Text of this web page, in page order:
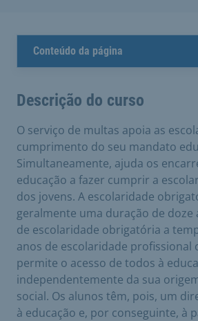
Conteúdo da página
Descrição do curso
O serviço de multas apoia as
cumprimento do seu mandato
Simultaneamente, ajuda os
educação a fazer cumprir a
dos jovens. A escolaridade
geralmente uma duração de doze
de escolaridade obrigatória a
anos de escolaridade profissional
permite o acesso de todos à
independentemente da sua
social. Os alunos têm, pois, um
à educação e, por conseguinte, à